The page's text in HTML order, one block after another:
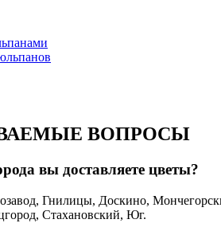
ВОПРОСЫ
вы доставляете цветы?
Гнилицы, Доскино,
Стахановский, Юг.